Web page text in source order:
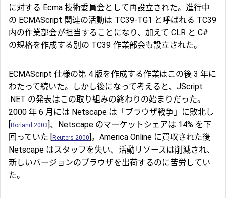
に対する Ecma 技術委員会として再設立された。進行中
の ECMAScript 関連の活動は TC39-TG1 と呼ばれる TC39
内の作業部会が担当することになり、加えて CLR と C#
の規格を作成する別の TC39 作業部会も設立された。
ECMAScript 仕様の第 4 版を作成する作業はこの後 3 年に
わたって続いた。しかし後になって考えると、JScript
.NET の発表はこの取り組みの終わりの始まりだった。
2000 年 6 月には Netscape は「ブラウザ戦争」に敗北し
[Borland 2003]、Netscape のマーケットシェアは 14% を下
回っていた [Reuters 2000]。America Online に買収された後
Netscape はスタッフを失い、活動リソースは削減され、
新しいバージョンのブラウザを出荷するのに苦労してい
た。